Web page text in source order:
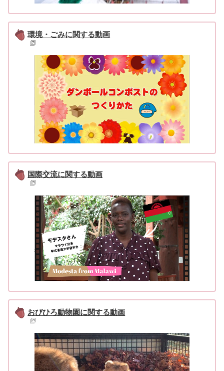
環境・ごみに関する動画
国際交流に関する動画
おびひろ動物園に関する動画